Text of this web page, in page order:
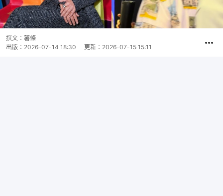
撰文： 薯條
出版： 2026-07-14 18:30 更新： 2026-07-15 15:11